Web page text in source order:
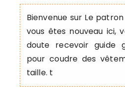
Bienvenue sur Le
vous êtes nouveau ici,
doute recevoir guide
pour coudre des
taille. t